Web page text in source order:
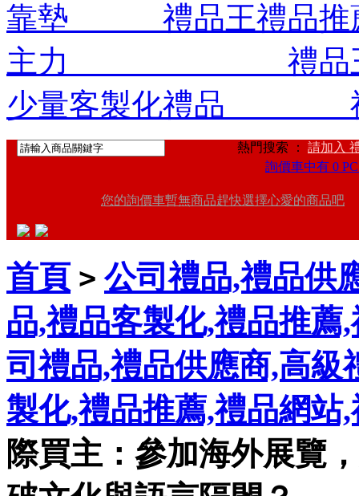
靠墊 禮品王禮品推
主力 禮品王禮
少量客製化禮品 禮
熱門搜索 ： 請加入
詢價車中有 0
您的詢價車暫無商品趕快選擇心愛的商品吧
首頁 > 公司禮品,禮品供
品,禮品客製化,禮品推薦
司禮品,禮品供應商,高級
製化,禮品推薦,禮品網站
際買主：參加海外展覽